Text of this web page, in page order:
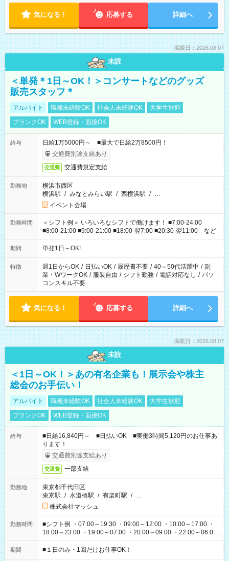
気になる！ 応募する 詳細へ
掲載日：2026.08.07
未読
＜単発＊1日～OK！＞コンサートなどのグッズ
販売スタッフ＊
アルバイト 職種未経験OK 社会人未経験OK
大学生歓迎
ブランクOK
WEB登録・面接OK
給与
日給1万5000円～ ■最大で日給2万8500円！
交通費別途支給あり
交通費 交通費規定支給
勤務地
横浜市西区
横浜駅 / みなとみらい駅 / 西横浜駅 / …
イベント会場
勤務時間
＜シフト例＞ いろいろなシフトで働けます！ ■7:00-24:00
■8:00-21:00 ■9:00-21:00 ■18:00-翌7:00 ■20:30-翌11:00 など
期間 単発1日～OK!
特徴 週1日からOK / 日払いOK / 履歴書不要 / 40～50代活躍中 / 副
業・WワークOK / 服装自由 / シフト勤務 / 電話対応なし / パソ
コンスキル不要
気になる！ 応募する 詳細へ
掲載日：2026.08.07
未読
＜1日～OK！＞あの有名企業も！展示会や株主
総会のお手伝い！
アルバイト 職種未経験OK 社会人未経験OK
大学生歓迎
ブランクOK
WEB登録・面接OK
給与
■日給16,840円～ ■日払いOK ■実働3時間5,120円のお仕事あ
ります！
交通費別途支給あり
交通費 一部支給
勤務地
東京都千代田区
東京駅 / 水道橋駅 / 有楽町駅 / …
株式会社マッシュ
勤務時間
■シフト例 ・07:00～19:30 ・09:00～12:00 ・10:00～17:00 ・
18:00～23:00 ・19:00～07:00 ・20:00～09:00 ・22:00～06:00
etc ★最短で3時間で5,120円のお仕事から 15時間で2万円近く稼
げるお仕事も！ ご希望のお時間に合わせてご紹介！ ※シフトは
期間 ■１日のみ・1回だけお仕事OK！